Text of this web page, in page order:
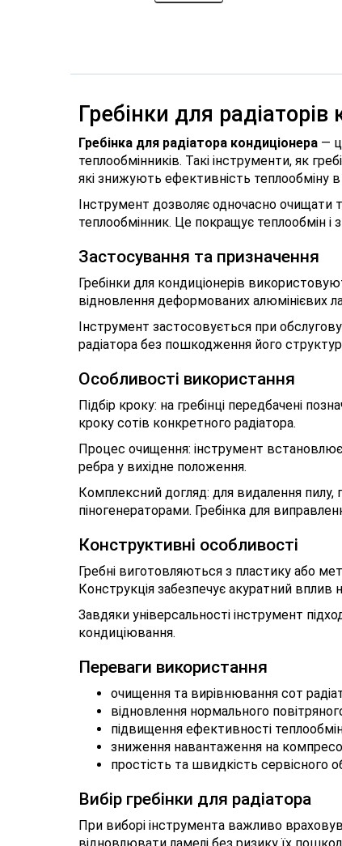
Гребінки для радіаторів
Гребінка для радіатора кондиціонера —
теплообмінників. Такі інструменти, як
які знижують ефективність теплообміну
Інструмент дозволяє одночасно очищати
теплообмінник. Це покращує теплообмін
Застосування та призначення
Гребінки для кондиціонерів
відновлення деформованих алюмінієвих
Інструмент застосовується при
радіатора без пошкодження його
Особливості використання
Підбір кроку: на гребінці передбачені
кроку сотів конкретного радіатора.
Процес очищення: інструмент
ребра у вихідне положення.
Комплексний догляд: для видалення
піногенераторами. Гребінка для
Конструктивні особливості
Гребні виготовляються з пластику або
Конструкція забезпечує акуратний вплив
Завдяки універсальності інструмент
кондиціювання.
Переваги використання
очищення та вирівнювання сот
відновлення нормального
підвищення ефективності
зниження навантаження на
простість та швидкість сервісного
Вибір гребінки для радіатора
При виборі інструмента важливо